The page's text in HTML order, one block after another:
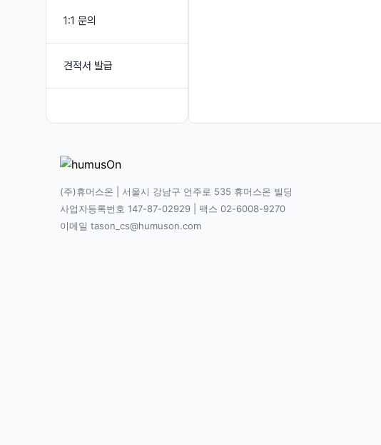
1:1 문의
견적서 발급
(주)휴머스온 | 서울시 강남구 언주로 535 휴머스온 빌딩
사업자등록번호 147-87-02929 | 팩스 02-6008-9270
이메일 tason_cs@humuson.com